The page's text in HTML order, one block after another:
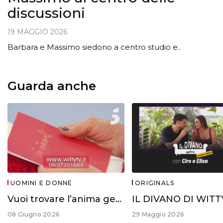
discussioni
19 MAGGIO 2026
Barbara e Massimo siedono a centro studio e..
Guarda anche
UOMINI E DONNE
Vuoi trovare l’anima gemella?
08 Giugno 2026
ORIGINALS
29 Maggio 2026